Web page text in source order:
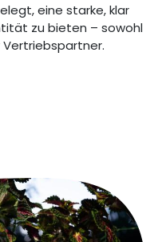
eine starke, klar
zu bieten – sowohl
Vertriebspartner.